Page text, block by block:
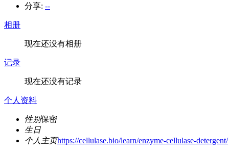
分享: --
相册
现在还没有相册
记录
现在还没有记录
个人资料
性别保密
生日
个人主页https://cellulase.bio/learn/enzyme-cellulase-detergent/